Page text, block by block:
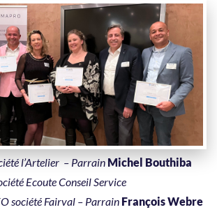
l’Artelier – Parrain Michel Bouthiba
Ecoute Conseil Service
société Fairval – Parrain François Webre